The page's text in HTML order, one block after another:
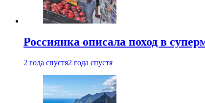
Россиянка описала поход в
2 года спустя2 года спустя